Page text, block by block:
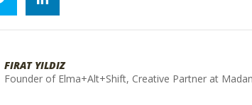
FIRAT YILDIZ
Founder of Elma+Alt+Shift, Creative Partner at